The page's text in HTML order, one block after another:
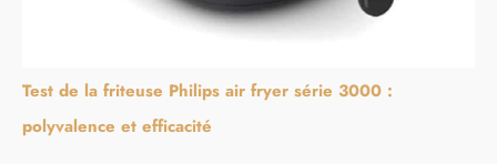
Test de la friteuse Philips air fryer série 3000 :
polyvalence et efficacité